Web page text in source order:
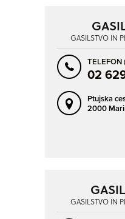
GASILSTVO IN
TELEFON
02
Ptujska
2000
GASILSTVO IN